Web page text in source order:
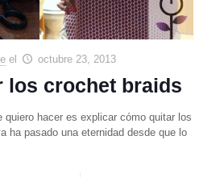
el octubre 23, 2013
los crochet braids
quiero hacer es explicar cómo quitar los
ha pasado una eternidad desde que lo